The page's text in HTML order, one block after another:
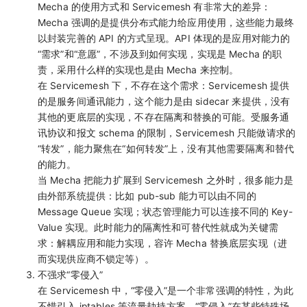
Mecha 的使用方式和 Servicemesh 有非常大的差异：
Mecha 强调的是提供分布式能力给应用使用，这些能力最终
以封装完善的 API 的方式呈现。API 体现的是应用对能力的
“需求”和“意愿”，不涉及到如何实现，实现是 Mecha 的职
责，采用什么样的实现也是由 Mecha 来控制。
在 Servicemesh 下，不存在这个需求：Servicemesh 提供
的是服务间通讯能力，这个能力是由 sidecar 来提供，没有
其他的更底层的实现，不存在隔离和替换的可能。受服务通
讯协议和报文 schema 的限制，Servicemesh 只能做请求的
“转发”，能力聚焦在“如何转发”上，没有其他需要隔离和替代
的能力。
当 Mecha 把能力扩展到 Servicemesh 之外时，很多能力是
由外部系统提供：比如 pub-sub 能力可以由不同的
Message Queue 实现；状态管理能力可以连接不同的 Key-
Value 实现。此时能力的隔离性和可替代性就成为关键需
求：解耦应用和能力实现，容许 Mecha 替换底层实现（进
而实现供应商不锁定等）。
不强求“零侵入”
在 Servicemesh 中，“零侵入”是一个非常强调的特性，为此